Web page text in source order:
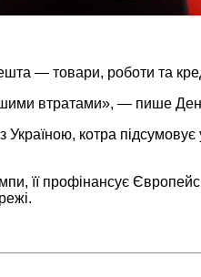
— товари, роботи та
втратами», — пише
котра
її профінансує